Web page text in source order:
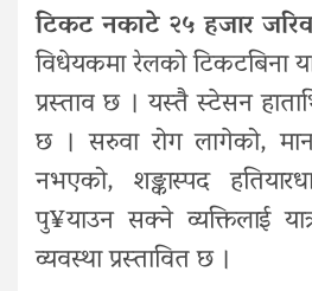
टिकट नकाटे २५ हजार
विधेयकमा रेलको टिकटबिना
प्रस्ताव छ । यस्तै स्टेसन
छ । सरुवा रोग लागेको,
नभएको, शङ्कास्पद
पु¥याउन सक्ने व्यक्तिलाई
व्यवस्था प्रस्तावित छ ।